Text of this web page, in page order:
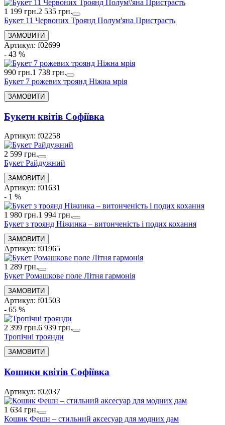
1 199 грн.2 535 грн.
Букет 11 Червоних Троянд Полум'яна Пристрасть
Артикул: f02699
- 43 %
990 грн.1 738 грн.
Букет 7 рожевих троянд Ніжна мрія
Букети квiтiв Софіївка
Артикул: f02258
2 599 грн.
Букет Райдужний
Артикул: f01631
- 1 %
1 980 грн.1 994 грн.
Букет з троянд Ніжинка – витонченість і подих кохання
Артикул: f01965
1 289 грн.
Букет Ромашкове поле Літня гармонія
Артикул: f01503
- 65 %
2 399 грн.6 939 грн.
Тропічні троянди
Кошики квітів Софіївка
Артикул: f02037
1 634 грн.
Кошик Фешн – стильний аксесуар для модних дам